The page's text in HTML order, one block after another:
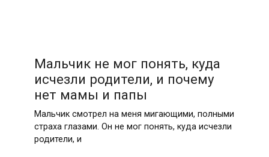
Мальчик не мог понять, куда
исчезли родители, и почему
нет мамы и папы
Мальчик смотрел на меня мигающими, полными
страха глазами. Он не мог понять, куда исчезли
родители, и